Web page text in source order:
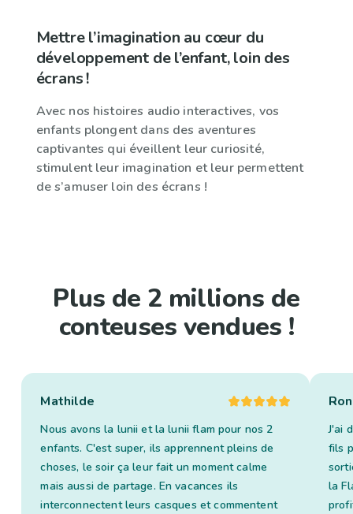
Mettre l’imagination au cœur du
développement de l’enfant, loin des
écrans !
Avec nos histoires audio interactives, vos
enfants plongent dans des aventures
captivantes qui éveillent leur curiosité,
stimulent leur imagination et leur permettent
de s’amuser loin des écrans !
Plus de 2 millions de
conteuses vendues !
Mathilde
Nous avons la lunii et la lunii flam pour nos 2
enfants. C'est super, ils apprennent pleins de
choses, le soir ça leur fait un moment calme
mais aussi de partage. En vacances ils
interconnectent leurs casques et commentent
J'ai
fils
la